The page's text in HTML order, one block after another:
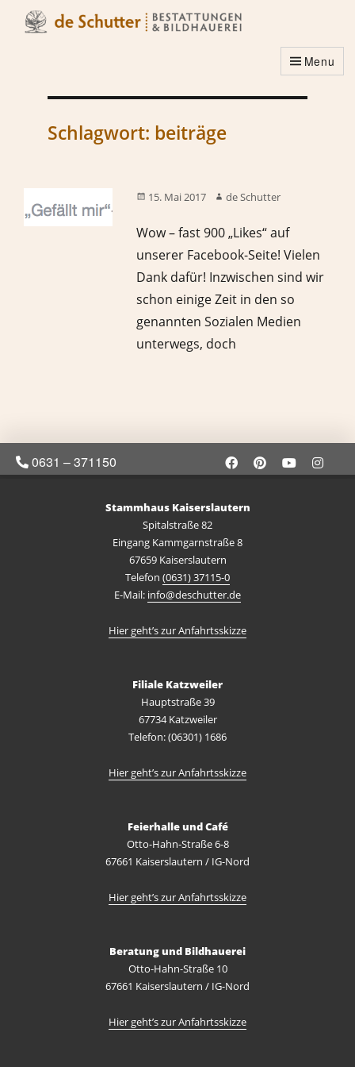
Menu
Schlagwort: beiträge
15. Mai 2017 de Schutter
Wow – fast 900 „Likes“ auf
unserer Facebook-Seite! Vielen
Dank dafür! Inzwischen sind wir
schon einige Zeit in den so
genannten Sozialen Medien
unterwegs, doch
0631 – 371150
Stammhaus Kaiserslautern
Spitalstraße 82
Eingang Kammgarnstraße 8
67659 Kaiserslautern
Telefon (0631) 37115-0
E-Mail: info@deschutter.de
Hier geht’s zur Anfahrtsskizze
Filiale Katzweiler
Hauptstraße 39
67734 Katzweiler
Telefon: (06301) 1686
Hier geht’s zur Anfahrtsskizze
Feierhalle und Café
Otto-Hahn-Straße 6-8
67661 Kaiserslautern / IG-Nord
Hier geht’s zur Anfahrtsskizze
Beratung und Bildhauerei
Otto-Hahn-Straße 10
67661 Kaiserslautern / IG-Nord
Hier geht’s zur Anfahrtsskizze